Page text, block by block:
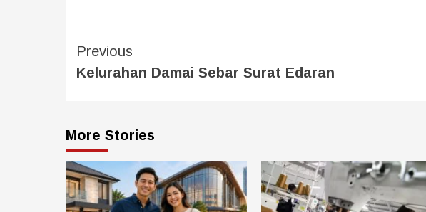
Previous
Kelurahan Damai Sebar Surat Edaran
More Stories